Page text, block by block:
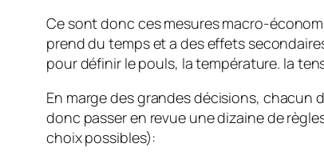
Ce sont donc ces mesures macro-
prend du temps et a des effets
pour définir le pouls, la température. la
En marge des grandes décisions, chacun
donc passer en revue une dizaine de
choix possibles):